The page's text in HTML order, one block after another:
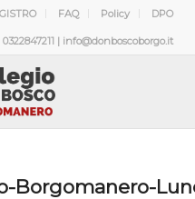
FAQ Policy DPO
0322847211 | info@donboscoborgo.it
Borgomanero-